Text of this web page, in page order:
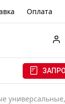
Оплата